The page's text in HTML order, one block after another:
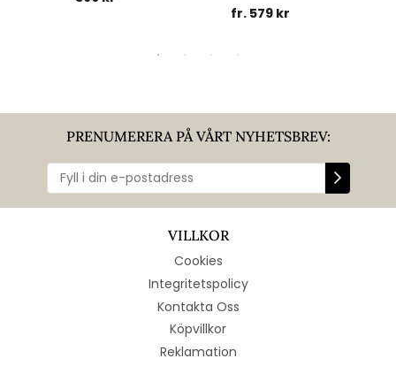
fr. 579 kr
PRENUMERERA PÅ VÅRT NYHETSBREV:
VILLKOR
Cookies
Integritetspolicy
Kontakta Oss
Köpvillkor
Reklamation